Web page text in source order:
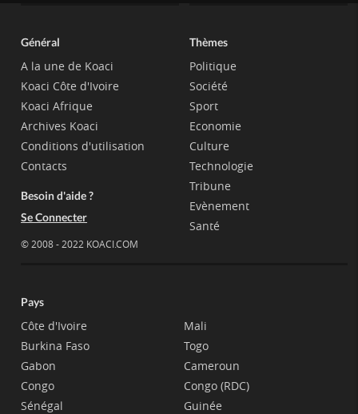
Général
A la une de Koaci
Koaci Côte d'Ivoire
Koaci Afrique
Archives Koaci
Conditions d'utilisation
Contacts
Besoin d'aide ?
Se Connecter
© 2008 - 2022 KOACI.COM
Thèmes
Politique
Société
Sport
Economie
Culture
Technologie
Tribune
Evènement
Santé
Pays
Côte d'Ivoire
Burkina Faso
Gabon
Congo
Sénégal
Mali
Togo
Cameroun
Congo (RDC)
Guinée